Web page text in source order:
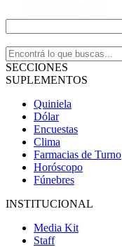
SECCIONES
SUPLEMENTOS
Quiniela
Dólar
Encuestas
Clima
Farmacias de Turno
Horóscopo
Fúnebres
INSTITUCIONAL
Media Kit
Staff